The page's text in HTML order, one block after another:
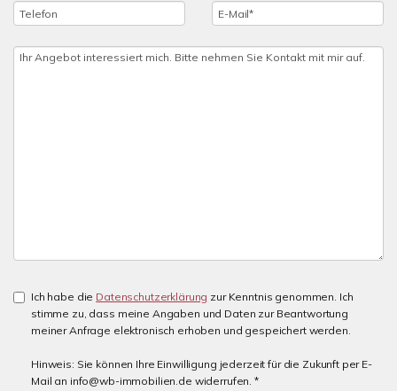
Ich habe die Datenschutzerklärung zur Kenntnis genommen. Ich
stimme zu, dass meine Angaben und Daten zur Beantwortung
meiner Anfrage elektronisch erhoben und gespeichert werden.
Hinweis: Sie können Ihre Einwilligung jederzeit für die Zukunft per E-
Mail an info@wb-immobilien.de widerrufen. *